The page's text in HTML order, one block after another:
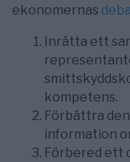
ekonomernas
Inrätta ett
kompetens.
Förbättra
information
Förbered ett